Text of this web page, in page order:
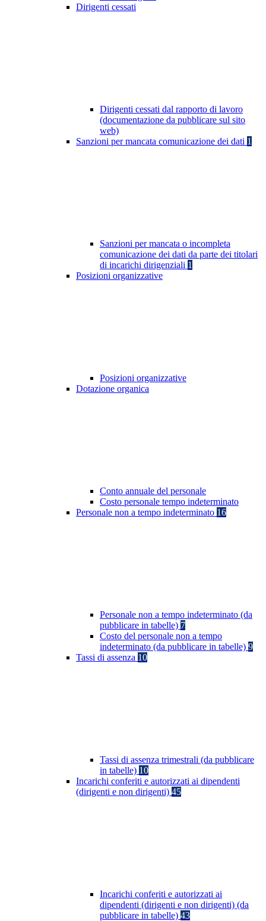
Dirigenti cessati
Dirigenti cessati dal rapporto di lavoro
(documentazione da pubblicare sul sito
web)
Sanzioni per mancata comunicazione dei dati 1
Sanzioni per mancata o incompleta
comunicazione dei dati da parte dei titolari
di incarichi dirigenziali 1
Posizioni organizzative
Posizioni organizzative
Dotazione organica
Conto annuale del personale
Costo personale tempo indeterminato
Personale non a tempo indeterminato 16
Personale non a tempo indeterminato (da
pubblicare in tabelle) 7
Costo del personale non a tempo
indeterminato (da pubblicare in tabelle) 9
Tassi di assenza 10
Tassi di assenza trimestrali (da pubblicare
in tabelle) 10
Incarichi conferiti e autorizzati ai dipendenti
(dirigenti e non dirigenti) 45
Incarichi conferiti e autorizzati ai
dipendenti (dirigenti e non dirigenti) (da
pubblicare in tabelle) 43